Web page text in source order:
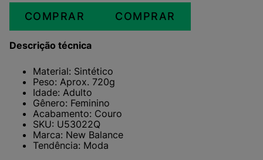
COMPRAR COMPRAR
Descrição técnica
Material: Sintético
Peso: Aprox. 720g
Idade: Adulto
Gênero: Feminino
Acabamento: Couro
SKU: U53022Q
Marca: New Balance
Tendência: Moda